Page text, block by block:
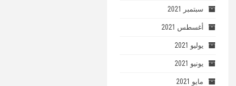
سبتمبر 2021
أغسطس 2021
يوليو 2021
يونيو 2021
مايو 2021